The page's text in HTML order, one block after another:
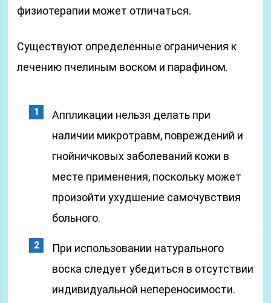
физиотерапии может отличаться.
Существуют определенные ограничения к
лечению пчелиным воском и парафином.
Аппликации нельзя делать при
наличии микротравм, повреждений и
гнойничковых заболеваний кожи в
месте применения, поскольку может
произойти ухудшение самочувствия
больного.
При использовании натурального
воска следует убедиться в отсутствии
индивидуальной непереносимости.